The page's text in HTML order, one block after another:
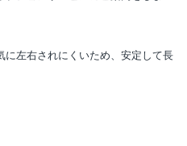
に左右されにくいため、安定して長